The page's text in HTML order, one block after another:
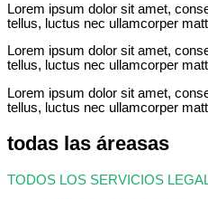
Lorem ipsum dolor sit amet,
tellus, luctus nec ullamcorper
Lorem ipsum dolor sit amet,
tellus, luctus nec ullamcorper
Lorem ipsum dolor sit amet,
tellus, luctus nec ullamcorper
todas las áreasas
TODOS LOS SERVICIOS